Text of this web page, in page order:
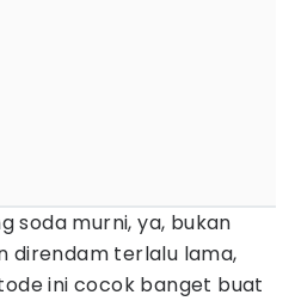
soda murni, ya, bukan
direndam terlalu lama,
ini cocok banget buat